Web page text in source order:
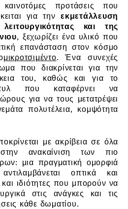
προτάσεις που
για την εκμετάλλευση
και της
, ξεχωρίζει ένα υλικό που
επανάσταση στον κόσμο
μικροτσιμέντο.Ένα συνεχές
που διακρίνεται για την
του, καθώς και για το
που καταφέρνει να
για να τους μετατρέψει
πολυτέλεια, κομψότητα
με ακρίβεια σε όλα
ανακαίνιση των πιο
μια πραγματική ομορφιά
οπτικά και
ιδιότητες που μπορούν να
στις ανάγκες και τις
κάθε δωματίου.